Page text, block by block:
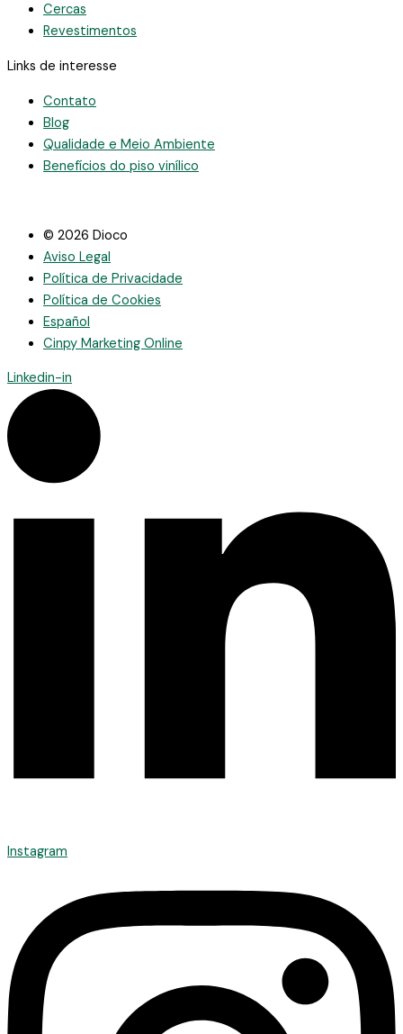
Cercas
Revestimentos
Links de interesse
Contato
Blog
Qualidade e Meio Ambiente
Benefícios do piso vinílico
© 2026 Dioco
Aviso Legal
Política de Privacidade
Política de Cookies
Español
Cinpy Marketing Online
Linkedin-in
Instagram